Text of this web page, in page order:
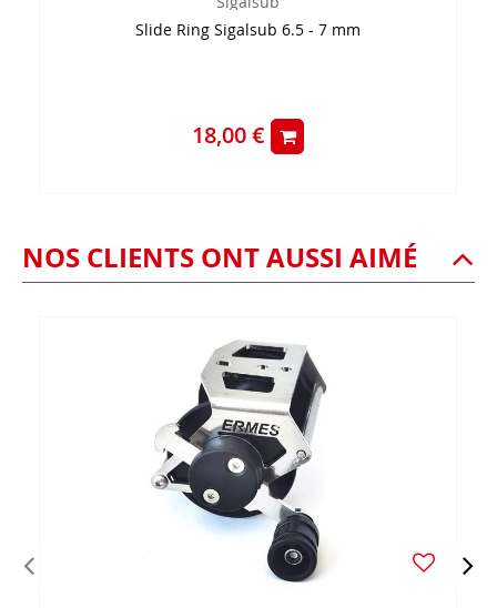
Slide Ring Sigalsub 6.5 - 7 mm
18,00 €
NOS CLIENTS ONT AUSSI AIMÉ